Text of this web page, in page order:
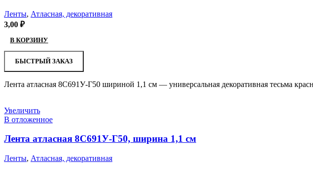
Ленты, Атласная, декоративная
3,00 ₽
В КОРЗИНУ
БЫСТРЫЙ ЗАКАЗ
Лента атласная 8С691У-Г50 шириной 1,1 см — универсальная декоративная тесьма
Увеличить
В отложенное
Лента атласная 8С691У-Г50, ширина 1,1 см
Ленты, Атласная, декоративная